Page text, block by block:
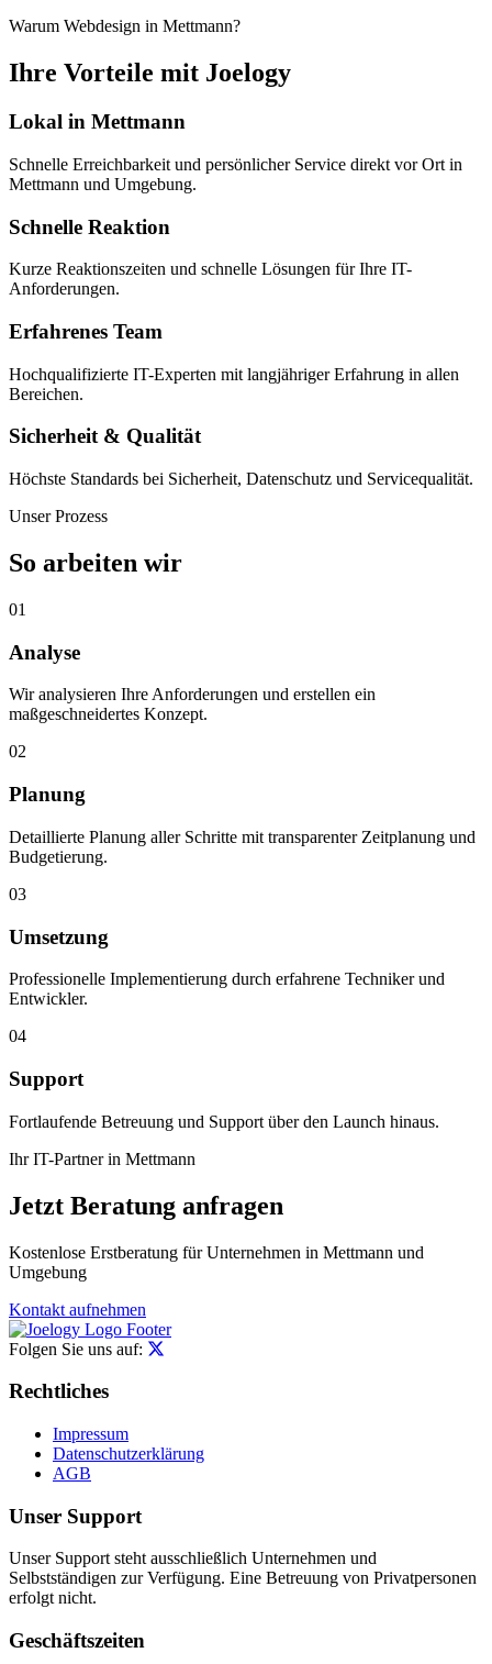
Warum Webdesign in Mettmann?
Ihre Vorteile mit Joelogy
Lokal in Mettmann
Schnelle Erreichbarkeit und persönlicher Service direkt vor Ort in
Mettmann und Umgebung.
Schnelle Reaktion
Kurze Reaktionszeiten und schnelle Lösungen für Ihre IT-
Anforderungen.
Erfahrenes Team
Hochqualifizierte IT-Experten mit langjähriger Erfahrung in allen
Bereichen.
Sicherheit & Qualität
Höchste Standards bei Sicherheit, Datenschutz und Servicequalität.
Unser Prozess
So arbeiten wir
01
Analyse
Wir analysieren Ihre Anforderungen und erstellen ein
maßgeschneidertes Konzept.
02
Planung
Detaillierte Planung aller Schritte mit transparenter Zeitplanung und
Budgetierung.
03
Umsetzung
Professionelle Implementierung durch erfahrene Techniker und
Entwickler.
04
Support
Fortlaufende Betreuung und Support über den Launch hinaus.
Ihr IT-Partner in Mettmann
Jetzt Beratung anfragen
Kostenlose Erstberatung für Unternehmen in Mettmann und
Umgebung
Kontakt aufnehmen
Folgen Sie uns auf:
Rechtliches
Impressum
Datenschutzerklärung
AGB
Unser Support
Unser Support steht ausschließlich Unternehmen und
Selbstständigen zur Verfügung. Eine Betreuung von Privatpersonen
erfolgt nicht.
Geschäftszeiten